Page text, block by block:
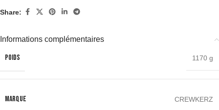
Share:
Informations complémentaires
POIDS 1170 g
MARQUE CREWKERZ